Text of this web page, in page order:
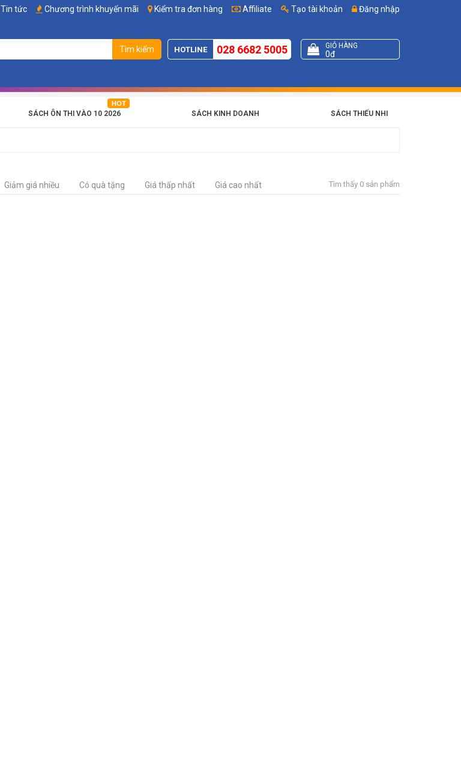
Affiliate Tạo tài khoản Đăng nhập
Tin tức Chương trình khuyến mãi Kiểm tra đơn hàng
Tìm kiếm HOTLINE 028 6682 5005 GIỎ HÀNG
0đ
SÁCH ÔN THI VÀO 10 2026 SÁCH KINH DOANH SÁCH THIẾU NHI
Giảm giá nhiều Có quà tặng Giá thấp nhất Giá cao nhất Tìm thấy 0 sản phẩm